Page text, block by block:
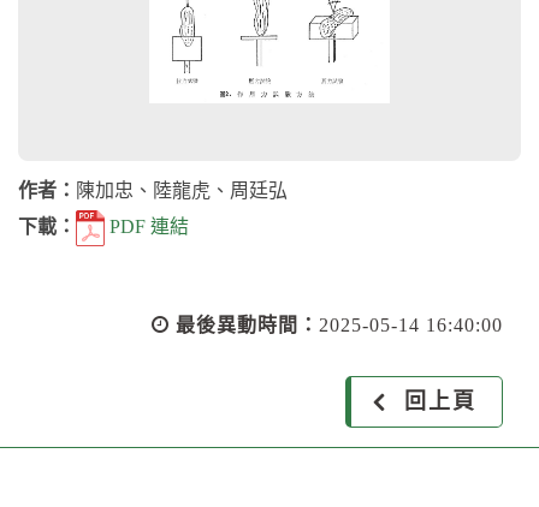
作者： 陳加忠、陸龍虎、周廷弘
下載：
PDF 連結
最後異動時間： 2025-05-14 16:40:00
回上頁